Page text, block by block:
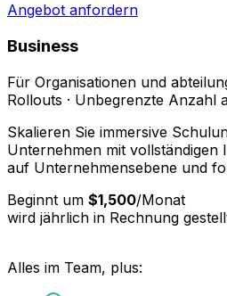
Angebot anfordern
Business
Für Organisationen und
Rollouts · Unbegrenzte Anzahl
Skalieren Sie immersive
Unternehmen mit vollständigen
auf Unternehmensebene und
Beginnt um $1,500/Monat
wird jährlich in Rechnung
Alles im Team, plus: